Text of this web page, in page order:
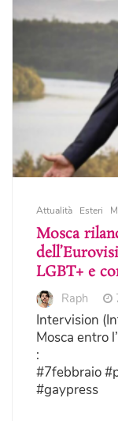
Attualità Esteri
Mosca
LGBT+ e
Raph
Intervision
Mosca entro
:
#7febbraio
#gaypress